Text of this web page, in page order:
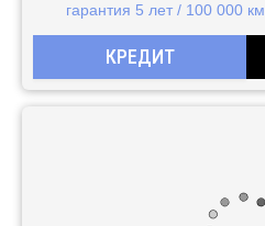
гарантия 5 лет / 100 000 км
КРЕДИТ